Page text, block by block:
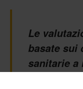
Le
basate sui
sanitarie